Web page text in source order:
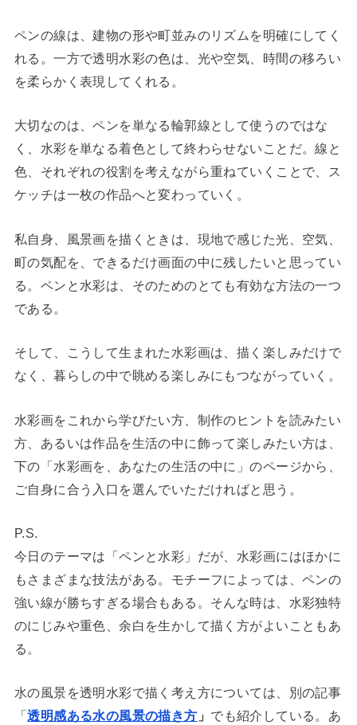
ペンの線は、建物の形や町並みのリズムを明確にしてく
れる。一方で透明水彩の色は、光や空気、時間の移ろい
を柔らかく表現してくれる。
大切なのは、ペンを単なる輪郭線として使うのではな
く、水彩を単なる着色として終わらせないことだ。線と
色、それぞれの役割を考えながら重ねていくことで、ス
ケッチは一枚の作品へと変わっていく。
私自身、風景画を描くときは、現地で感じた光、空気、
町の気配を、できるだけ画面の中に残したいと思ってい
る。ペンと水彩は、そのためのとても有効な方法の一つ
である。
そして、こうして生まれた水彩画は、描く楽しみだけで
なく、暮らしの中で眺める楽しみにもつながっていく。
水彩画をこれから学びたい方、制作のヒントを読みたい
方、あるいは作品を生活の中に飾って楽しみたい方は、
下の「水彩画を、あなたの生活の中に」のページから、
ご自身に合う入口を選んでいただければと思う。
P.S.
今日のテーマは「ペンと水彩」だが、水彩画にはほかに
もさまざまな技法がある。モチーフによっては、ペンの
強い線が勝ちすぎる場合もある。そんな時は、水彩独特
のにじみや重色、余白を生かして描く方がよいこともあ
る。
水の風景を透明水彩で描く考え方については、別の記事
「透明感ある水の風景の描き方 」 でも紹介している。あ